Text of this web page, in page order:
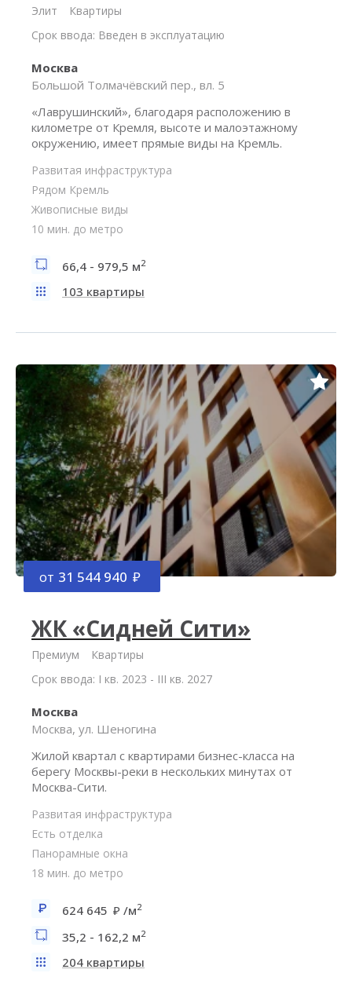
Элит
Квартиры
Срок ввода: Введен в эксплуатацию
Москва
Большой Толмачёвский пер., вл. 5
«Лаврушинский», благодаря расположению в
километре от Кремля, высоте и малоэтажному
окружению, имеет прямые виды на Кремль.
Развитая инфраструктура
Рядом Кремль
Живописные виды
10 мин. до метро
66,4 - 979,5 м2
103 квартиры
от 31 544 940
ЖК «Сидней Сити»
Премиум
Квартиры
Срок ввода: I кв. 2023 - III кв. 2027
Москва
Москва, ул. Шеногина
Жилой квартал с квартирами бизнес-класса на
берегу Москвы-реки в нескольких минутах от
Москва-Сити.
Развитая инфраструктура
Есть отделка
Панорамные окна
18 мин. до метро
624 645 /м2
35,2 - 162,2 м2
204 квартиры